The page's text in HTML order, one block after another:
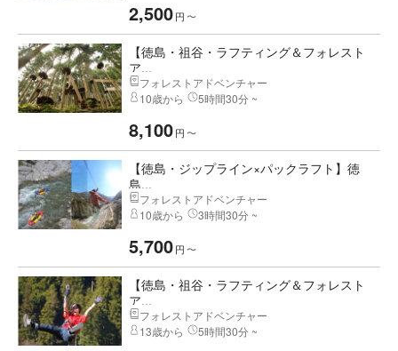
2,500円 〜
【徳島・祖谷・ラフティング＆フォレスト
ア...
フォレストアドベンチャー
10歳から
5時間30分 ~
8,100円 〜
【徳島・ジップライン×パックラフト】徳
島...
フォレストアドベンチャー
10歳から
3時間30分 ~
5,700円 〜
【徳島・祖谷・ラフティング＆フォレスト
ア...
フォレストアドベンチャー
13歳から
5時間30分 ~